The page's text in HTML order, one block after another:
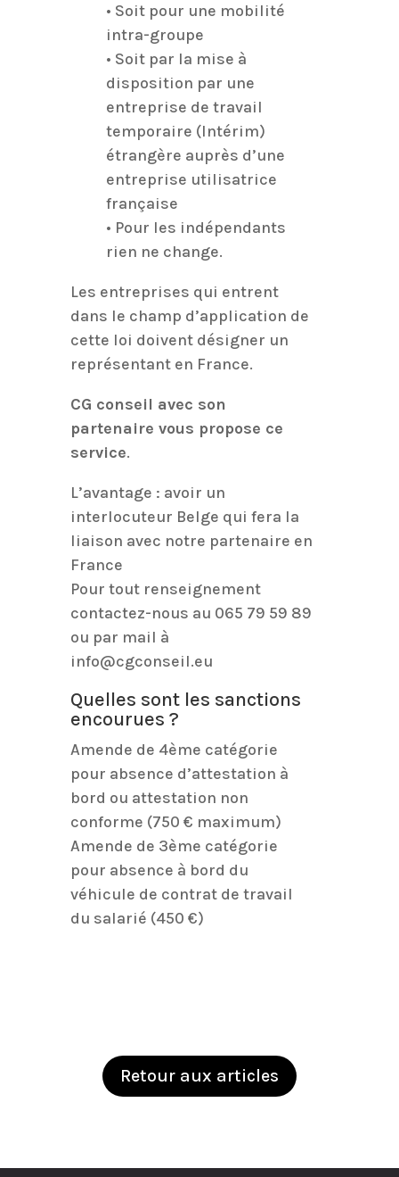
• Soit pour une mobilité
intra-groupe
• Soit par la mise à
disposition par une
entreprise de travail
temporaire (Intérim)
étrangère auprès d’une
entreprise utilisatrice
française
• Pour les indépendants
rien ne change.
Les entreprises qui entrent
dans le champ d’application de
cette loi doivent désigner un
représentant en France.
CG conseil avec son
partenaire vous propose ce
service.
L’avantage : avoir un
interlocuteur Belge qui fera la
liaison avec notre partenaire en
France
Pour tout renseignement
contactez-nous au 065 79 59 89
ou par mail à
info@cgconseil.eu
Quelles sont les sanctions
encourues ?
Amende de 4ème catégorie
pour absence d’attestation à
bord ou attestation non
conforme (750 € maximum)
Amende de 3ème catégorie
pour absence à bord du
véhicule de contrat de travail
du salarié (450 €)
Retour aux articles